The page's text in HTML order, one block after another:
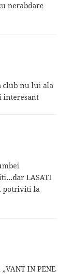
nerabdare
club nu lui ala
LASATI
potriviti la
IN PENE